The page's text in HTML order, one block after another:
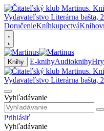
DoručenieKníhkupectvá
Knihy E-knihyAudioknihyHry
Vyhľadávanie
Prihlásiť
Vyhľadávanie